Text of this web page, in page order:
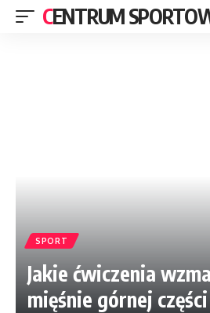
CENTRUM
SPORT
Jakie ćwiczenia
mięśnie górnej